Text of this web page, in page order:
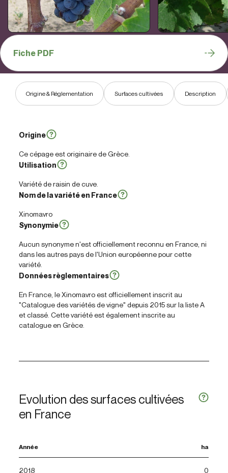
Origine & Réglementation Surfaces cultivées Description
Fiche PDF
Origine
Ce cépage est originaire de Grèce.
Utilisation
Variété de raisin de cuve.
Nom de la variété en France
Xinomavro
Synonymie
Aucun synonyme n'est officiellement reconnu en France, ni
dans les autres pays de l'Union européenne pour cette
variété.
Données règlementaires
En France, le Xinomavro est officiellement inscrit au
"Catalogue des variétés de vigne" depuis 2015 sur la liste A
et classé. Cette variété est également inscrite au
catalogue en Grèce.
Evolution des surfaces cultivées
en France
Année ha
2018 0